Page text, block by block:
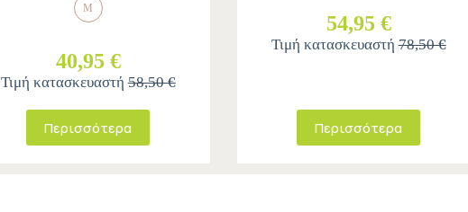
M
40,95 €
Τιμή κατασκευαστή58,50 €
Περισσότερα
54,95 €
Τιμή κατασκευαστή78,50 €
Περισσότερα